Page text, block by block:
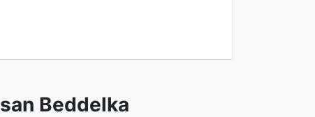
Beddelka